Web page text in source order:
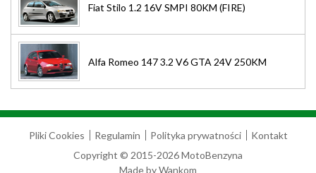
Fiat Stilo 1.2 16V SMPI 80KM (FIRE)
Alfa Romeo 147 3.2 V6 GTA 24V 250KM
Pliki Cookies Regulamin Polityka prywatności
Kontakt
Copyright © 2015-2026 MotoBenzyna
Made byWankom